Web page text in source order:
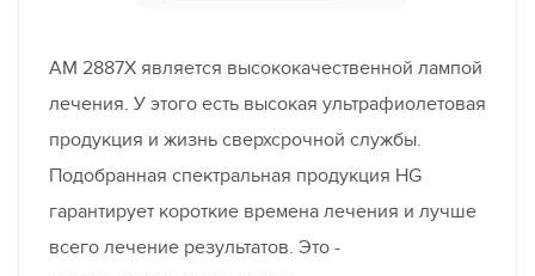
AM 2887X является высококачественной лампой
лечения. У этого есть высокая ультрафиолетовая
продукция и жизнь сверхсрочной службы.
Подобранная спектральная продукция HG
гарантирует короткие времена лечения и лучше
всего лечение результатов. Это -